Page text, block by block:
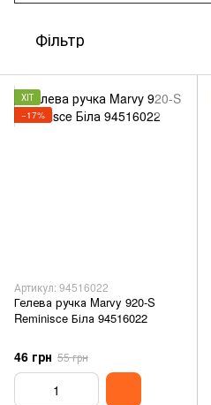
Фільтр
ХІТ
−17%
Артикул: 94516022
Гелева ручка Marvy 920-S
Reminisce Біла 94516022
46 грн 55 грн